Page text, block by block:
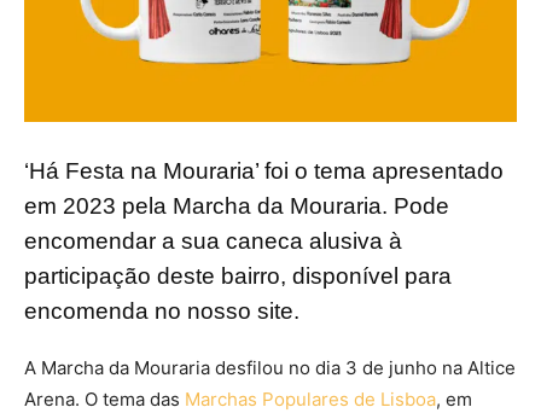
‘Há Festa na Mouraria’ foi o tema apresentado
em 2023 pela Marcha da Mouraria. Pode
encomendar a sua caneca alusiva à
participação deste bairro, disponível para
encomenda no nosso site.
A Marcha da Mouraria desfilou no dia 3 de junho na Altice
Arena. O tema das Marchas Populares de Lisboa, em